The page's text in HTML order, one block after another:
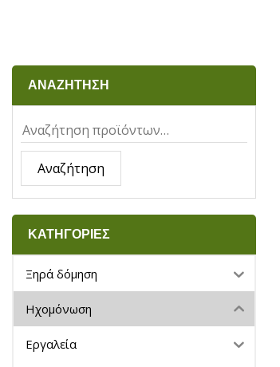
ΑΝΑΖΗΤΗΣΗ
Αναζήτηση
ΚΑΤΗΓΟΡΙΕΣ
Ξηρά δόμηση
Ηχομόνωση
Εργαλεία